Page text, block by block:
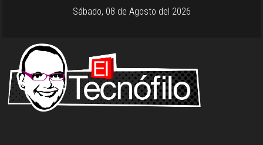
Sábado, 08 de Agosto del 2026